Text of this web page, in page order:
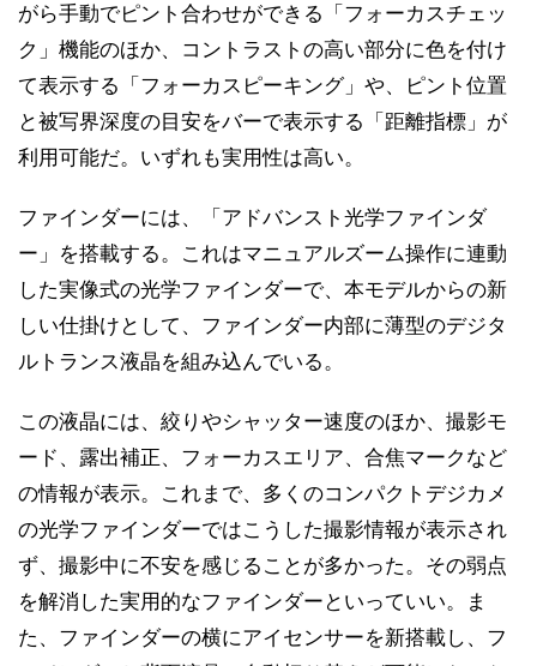
がら手動でピント合わせができる「フォーカスチェッ
ク」機能のほか、コントラストの高い部分に色を付け
て表示する「フォーカスピーキング」や、ピント位置
と被写界深度の目安をバーで表示する「距離指標」が
利用可能だ。いずれも実用性は高い。
ファインダーには、「アドバンスト光学ファインダ
ー」を搭載する。これはマニュアルズーム操作に連動
した実像式の光学ファインダーで、本モデルからの新
しい仕掛けとして、ファインダー内部に薄型のデジタ
ルトランス液晶を組み込んでいる。
この液晶には、絞りやシャッター速度のほか、撮影モ
ード、露出補正、フォーカスエリア、合焦マークなど
の情報が表示。これまで、多くのコンパクトデジカメ
の光学ファインダーではこうした撮影情報が表示され
ず、撮影中に不安を感じることが多かった。その弱点
を解消した実用的なファインダーといっていい。ま
た、ファインダーの横にアイセンサーを新搭載し、フ